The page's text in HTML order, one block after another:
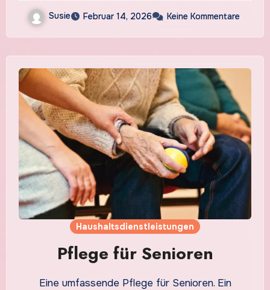
Susie Februar 14, 2026 Keine Kommentare
Haushaltsdienstleistungen
Pflege für Senioren
Eine umfassende Pflege für Senioren. Ein